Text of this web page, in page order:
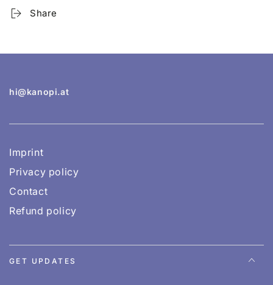
Share
hi@kanopi.at
Imprint
Privacy policy
Contact
Refund policy
GET UPDATES